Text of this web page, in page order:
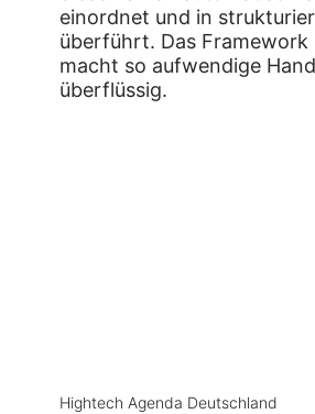
einordnet und in
überführt. Das Framework
macht so aufwendige
überflüssig.
Hightech Agenda Deutschland